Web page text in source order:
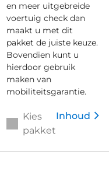
en meer uitgebreide
voertuig check dan
maakt u met dit
pakket de juiste keuze.
Bovendien kunt u
hierdoor gebruik
maken van
mobiliteitsgarantie.
Kies
pakket
Inhoud